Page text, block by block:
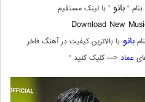
بنام “بانو” با لینک مستقیم
Download New
بانوبا بالاترین کیفیت در آهنگ فاخر
عماد <— کلیک کنید “